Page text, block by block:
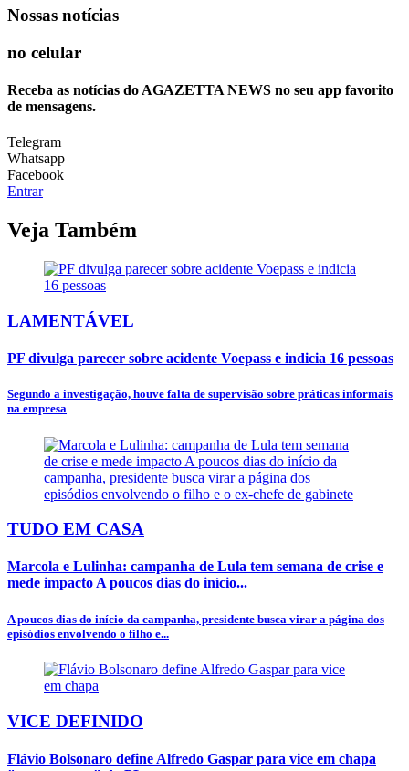
Nossas notícias
no celular
Receba as notícias do AGAZETTA NEWS no seu app favorito
de mensagens.
Telegram
Whatsapp
Facebook
Entrar
Veja Também
LAMENTÁVEL
PF divulga parecer sobre acidente Voepass e indicia 16 pessoas
Segundo a investigação, houve falta de supervisão sobre práticas informais
na empresa
TUDO EM CASA
Marcola e Lulinha: campanha de Lula tem semana de crise e
mede impacto A poucos dias do início...
A poucos dias do início da campanha, presidente busca virar a página dos
episódios envolvendo o filho e...
VICE DEFINIDO
Flávio Bolsonaro define Alfredo Gaspar para vice em chapa